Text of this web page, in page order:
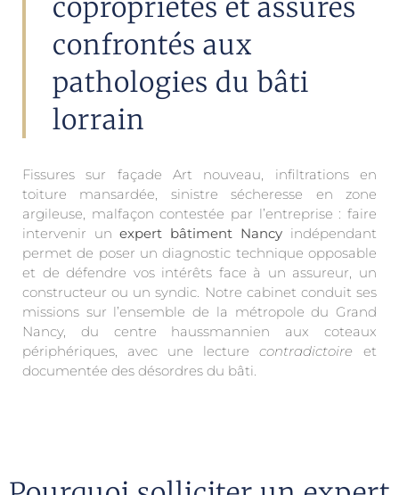
copropriétés et assurés
confrontés aux
pathologies du bâti
lorrain
Fissures sur façade Art nouveau, infiltrations en
toiture mansardée, sinistre sécheresse en zone
argileuse, malfaçon contestée par l’entreprise : faire
intervenir un expert bâtiment Nancy indépendant
permet de poser un diagnostic technique opposable
et de défendre vos intérêts face à un assureur, un
constructeur ou un syndic. Notre cabinet conduit ses
missions sur l’ensemble de la métropole du Grand
Nancy, du centre haussmannien aux coteaux
périphériques, avec une lecture contradictoire et
documentée des désordres du bâti.